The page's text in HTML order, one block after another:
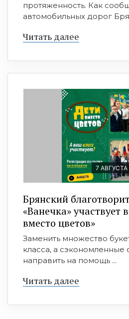
протяженность. Как
автомобильных дорог
Читать далее
7 АВГУСТА
Брянский
«Ванечка» участвует
вместо цветов»
Заменить множество
класса, а сэкономленные
направить на помощь ...
Читать далее